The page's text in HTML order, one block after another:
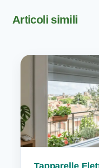
Articoli simili